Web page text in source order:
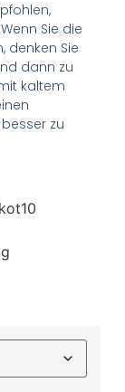
Sie die
denken Sie
dann zu
kaltem
zu